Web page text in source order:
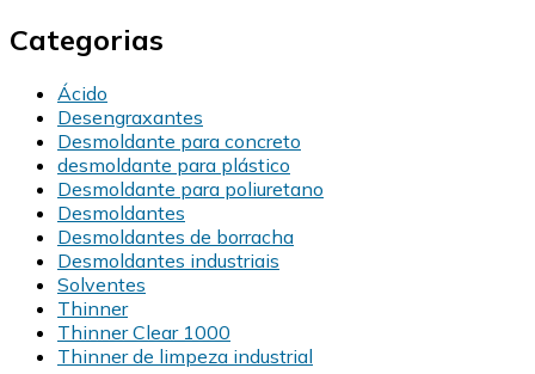
Categorias
Ácido
Desengraxantes
Desmoldante para concreto
desmoldante para plástico
Desmoldante para poliuretano
Desmoldantes
Desmoldantes de borracha
Desmoldantes industriais
Solventes
Thinner
Thinner Clear 1000
Thinner de limpeza industrial